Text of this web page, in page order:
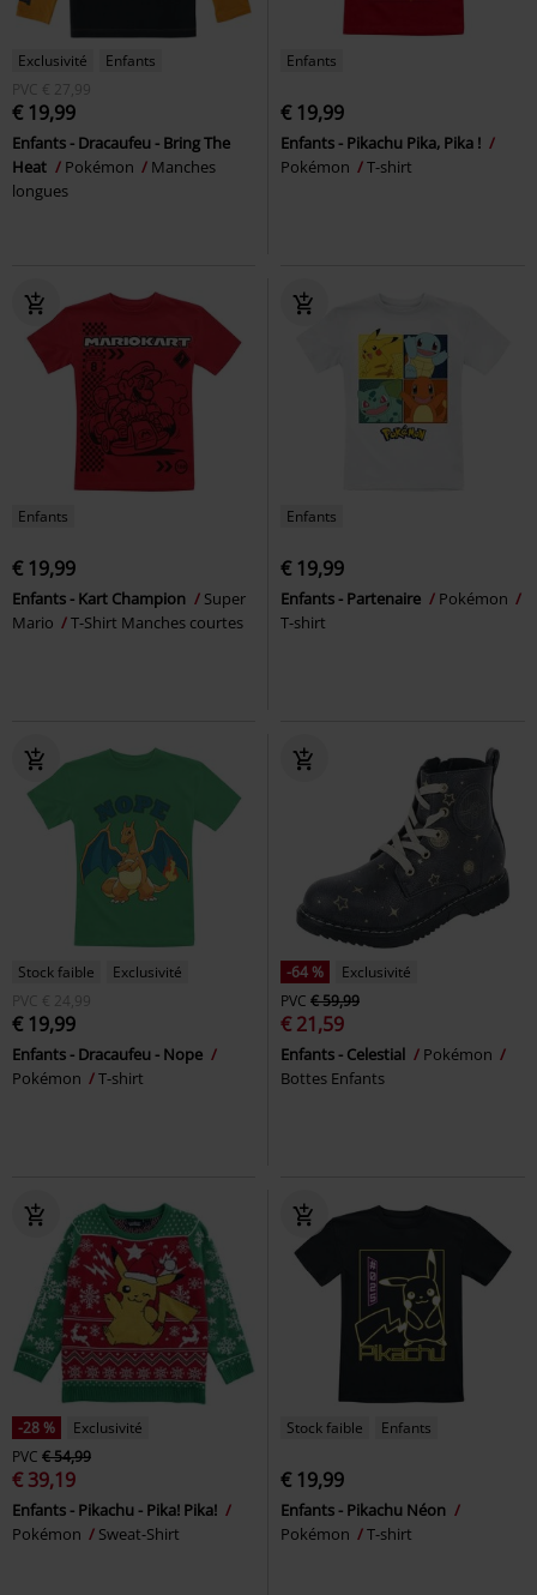
Exclusivité
Enfants
PVC € 27,99
€ 19,99
Enfants - Dracaufeu - Bring The
Heat
Pokémon
Manches
longues
Enfants
€ 19,99
Enfants - Pikachu Pika, Pika !
Pokémon
T-shirt
Enfants
€ 19,99
Enfants - Kart Champion
Super
Mario
T-Shirt Manches courtes
Enfants
€ 19,99
Enfants - Partenaire
Pokémon
T-shirt
Stock faible
Exclusivité
PVC € 24,99
€ 19,99
Enfants - Dracaufeu - Nope
Pokémon
T-shirt
-64 %
Exclusivité
PVC € 59,99
€ 21,59
Enfants - Celestial
Pokémon
Bottes Enfants
-28 %
Exclusivité
PVC € 54,99
€ 39,19
Enfants - Pikachu - Pika! Pika!
Pokémon
Sweat-Shirt
Stock faible Enfants
€ 19,99
Enfants - Pikachu Néon
Pokémon
T-shirt